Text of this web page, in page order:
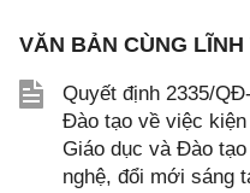
VĂN BẢN CÙNG LĨNH
Quyết định 2335/
Đào tạo về việc
Giáo dục và Đào
nghệ, đổi mới sáng